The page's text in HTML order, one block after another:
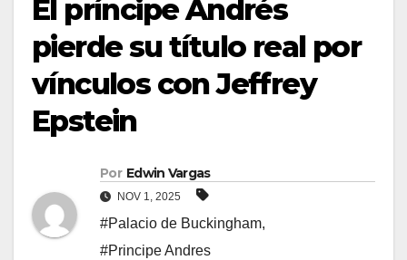
El príncipe Andrés
pierde su título real por
vínculos con Jeffrey
Epstein
Por Edwin Vargas
NOV 1, 2025
#Palacio de Buckingham,
#Principe Andres